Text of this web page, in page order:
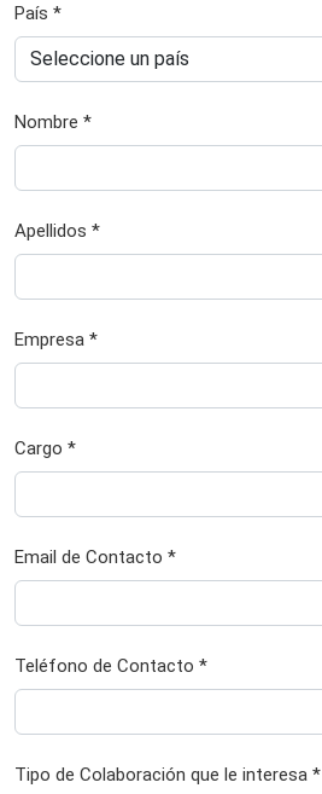
País *
Nombre *
Apellidos *
Empresa *
Cargo *
Email de Contacto *
Teléfono de Contacto *
Tipo de Colaboración que le interesa *